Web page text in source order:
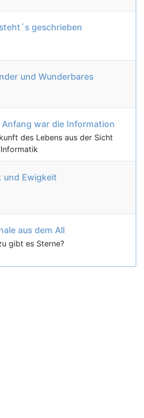
geschrieben
und Wunderbares
Anfang war die Information
des Lebens aus der Sicht
und Ewigkeit
aus dem All
gibt es Sterne?